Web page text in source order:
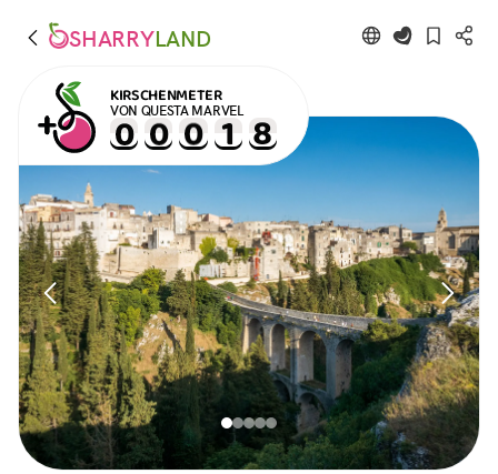
SHARRYLAND
KIRSCHENMETER
VON QUESTA MARVEL